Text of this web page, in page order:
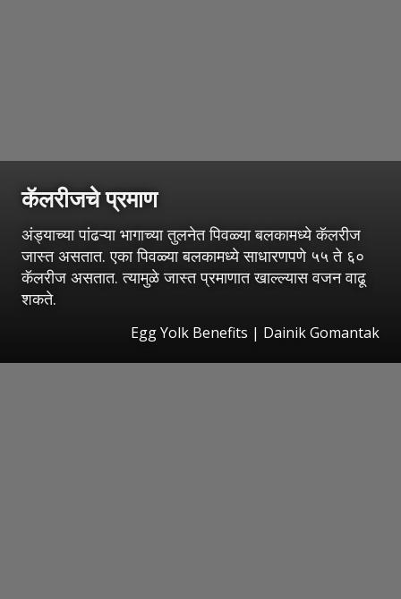
कॅलरीजचे प्रमाण
अंड्याच्या पांढऱ्या भागाच्या तुलनेत पिवळ्या बलकामध्ये कॅलरीज
जास्त असतात. एका पिवळ्या बलकामध्ये साधारणपणे ५५ ते ६०
कॅलरीज असतात. त्यामुळे जास्त प्रमाणात खाल्ल्यास वजन वाढू
शकते.
Egg Yolk Benefits | Dainik Gomantak